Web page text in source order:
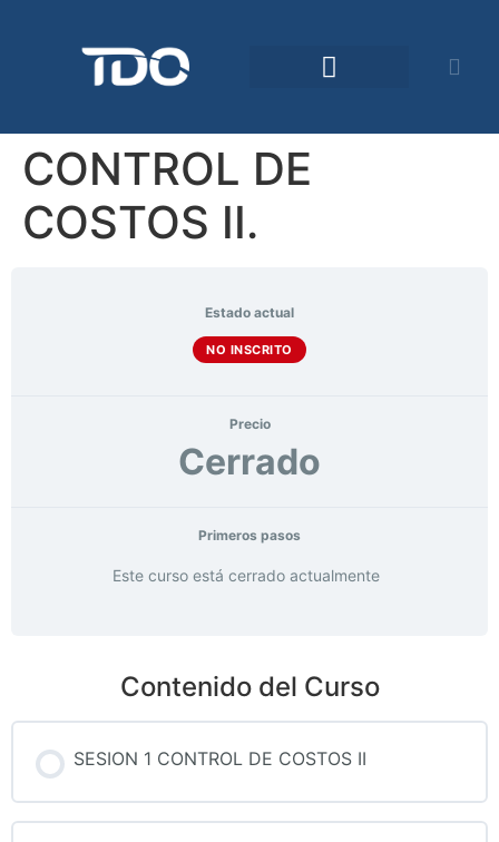
CONTROL DE
COSTOS II.
Estado actual
NO INSCRITO
Precio
Cerrado
Primeros pasos
Este curso está cerrado actualmente
Contenido del Curso
SESION 1 CONTROL DE COSTOS II